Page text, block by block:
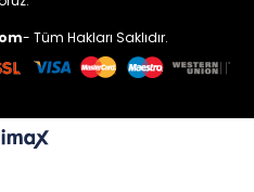
- Tüm Hakları Saklıdır.